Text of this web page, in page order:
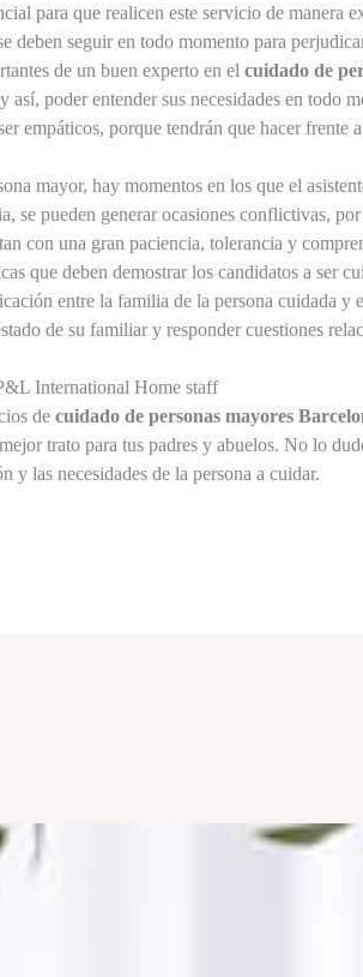
para que realicen este servicio de manera
deben seguir en todo momento para
de un buen experto en el cuidado de
así, poder entender sus necesidades en todo
empáticos, porque tendrán que hacer frente
mayor, hay momentos en los que el
se pueden generar ocasiones conflictivas,
con una gran paciencia, tolerancia y
que deben demostrar los candidatos a ser
entre la familia de la persona cuidada
de su familiar y responder cuestiones
International Home staff
de cuidado de personas mayores
trato para tus padres y abuelos. No lo
y las necesidades de la persona a cuidar.